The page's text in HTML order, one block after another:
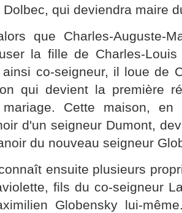
Dolbec, qui deviendra maire
que Charles-Auguste-
la fille de Charles-Louis
co-seigneur, il loue de
qui devient la première
Cette maison,
d'un seigneur Dumont,
du nouveau seigneur
ensuite plusieurs
fils du co-seigneur
Globensky lui-